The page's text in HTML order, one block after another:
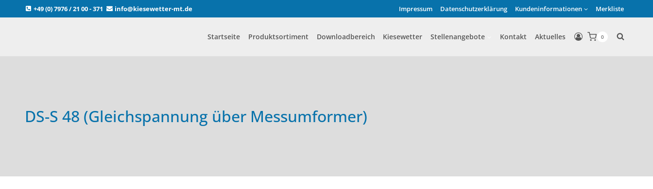
Inhalt
+49 (0) 7976 / 21 00 - 371 info@kiesewetter-mt.de Impressum Datenschutzerklärung Kundeninformationen Merkliste
Startseite Produktsortiment Downloadbereich Kiesewetter Stellenangebote Kontakt Aktuelles 0
DS-S 48 (Gleichspannung über Messumformer)